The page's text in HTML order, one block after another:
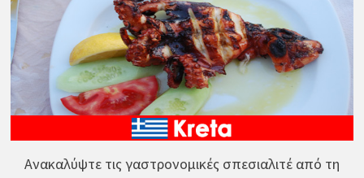
Ανακαλύψτε τις γαστρονομικές σπεσιαλιτέ από τη